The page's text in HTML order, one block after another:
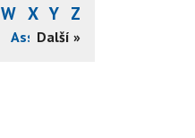
W X Y Z
Ass - Ass
Další »